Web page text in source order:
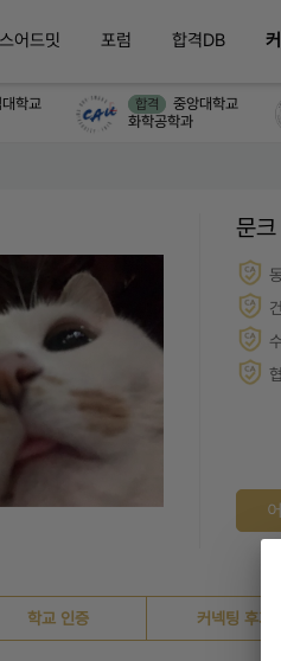
어드밋 포럼 합격DB
학교
합격
중앙대학교
화학공학과
문크
학교 인증 커넥팅 후기